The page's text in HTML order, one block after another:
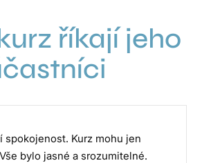
říkají jeho
spokojenost. Kurz mohu jen
bylo jasné a srozumitelné.